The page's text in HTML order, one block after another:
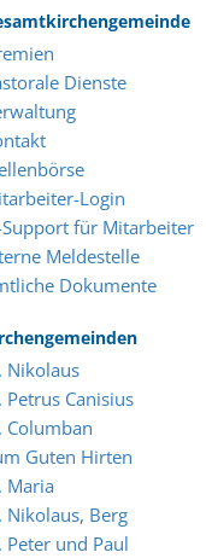
Dienste
Login
Support für Mitarbeiter
Meldestelle
Dokumente
Nikolaus
Petrus Canisius
Columban
Guten Hirten
Maria
Nikolaus, Berg
Peter und Paul